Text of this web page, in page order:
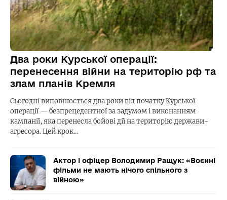
Два роки Курської операції:
перенесення війни на територію рф та
злам планів Кремля
Сьогодні виповнюється два роки від початку Курської
операції — безпрецедентної за задумом і виконанням
кампанії, яка перенесла бойові дії на територію держави-
агресора. Цей крок…
Актор і офіцер Володимир Ращук: «Воєнні
фільми не мають нічого спільного з
війною»